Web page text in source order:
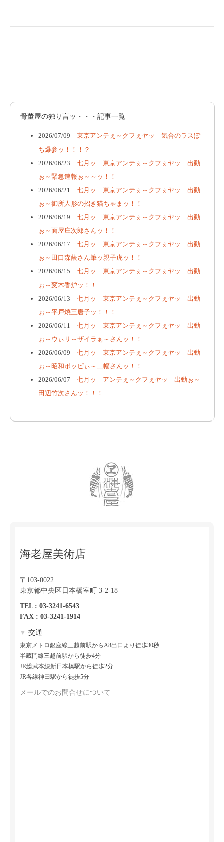
骨董屋の独り言ッ・・・記事一覧
2026/07/09 東京アンテぇ～クフぇヤッ 気合のラスぽ
ち爆参ッ！！！？
2026/06/23 七月ッ 東京アンテぇ～クフぇヤッ 出動
ぉ～緊急速報ぉ～～ッ！！
2026/06/21 七月ッ 東京アンテぇ～クフぇヤッ 出動
ぉ～御所人形の招き猫ちゃまッ！！
2026/06/19 七月ッ 東京アンテぇ～クフぇヤッ 出動
ぉ～面屋庄次郎さんッ！！
2026/06/17 七月ッ 東京アンテぇ～クフぇヤッ 出動
ぉ～田口森蔭さん筆ッ親子虎ッ！！
2026/06/15 七月ッ 東京アンテぇ～クフぇヤッ 出動
ぉ～変木香炉ッ！！
2026/06/13 七月ッ 東京アンテぇ～クフぇヤッ 出動
ぉ～平戸焼三唐子ッ！！！
2026/06/11 七月ッ 東京アンテぇ～クフぇヤッ 出動
ぉ～ウぃリ～ザイラぁ～さんッ！！
2026/06/09 七月ッ 東京アンテぇ～クフぇヤッ 出動
ぉ～昭和ポッピぃ～二幅さんッ！！
2026/06/07 七月ッ アンテぇ～クフぇヤッ 出動ぉ～
田辺竹次さんッ！！！
海老屋美術店
〒103-0022
東京都中央区日本橋室町 3-2-18
TEL : 03-3241-6543
FAX : 03-3241-1914
▼ 交通
東京メトロ銀座線三越前駅からA8出口より徒歩30秒
半蔵門線三越前駅から徒歩4分
JR総武本線新日本橋駅から徒歩2分
JR各線神田駅から徒歩5分
メールでのお問合せについて